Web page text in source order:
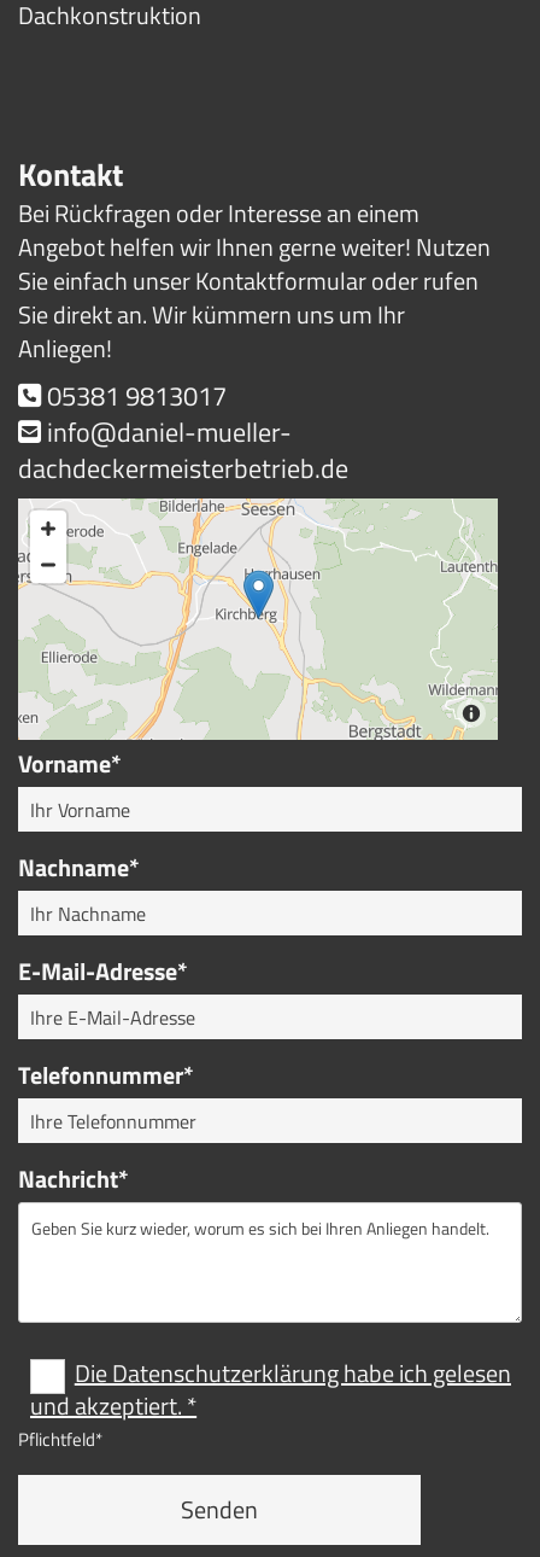
Dachkonstruktion
Kontakt
Bei Rückfragen oder Interesse an einem
Angebot helfen wir Ihnen gerne weiter! Nutzen
Sie einfach unser Kontaktformular oder rufen
Sie direkt an. Wir kümmern uns um Ihr
Anliegen!
 05381 9813017
 info@daniel-mueller-
dachdeckermeisterbetrieb.de
Vorname*
Nachname*
E-Mail-Adresse*
Telefonnummer*
Nachricht*
Die Datenschutzerklärung habe ich gelesen
und akzeptiert. *
Pflichtfeld*